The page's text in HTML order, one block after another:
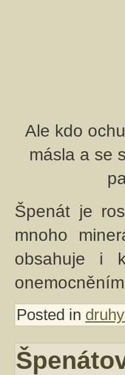
Ale kdo
másla a se
Špenát je
mnoho
obsahuje i
Posted in